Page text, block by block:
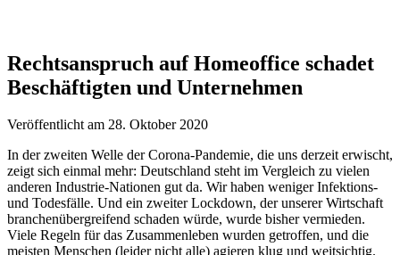
Rechtsanspruch auf Homeoffice schadet
Beschäftigten und Unternehmen
Veröffentlicht am 28. Oktober 2020
In der zweiten Welle der Corona-Pandemie, die uns derzeit erwischt,
zeigt sich einmal mehr: Deutschland steht im Vergleich zu vielen
anderen Industrie-Nationen gut da. Wir haben weniger Infektions-
und Todesfälle. Und ein zweiter Lockdown, der unserer Wirtschaft
branchenübergreifend schaden würde, wurde bisher vermieden.
Viele Regeln für das Zusammenleben wurden getroffen, und die
meisten Menschen (leider nicht alle) agieren klug und weitsichtig.